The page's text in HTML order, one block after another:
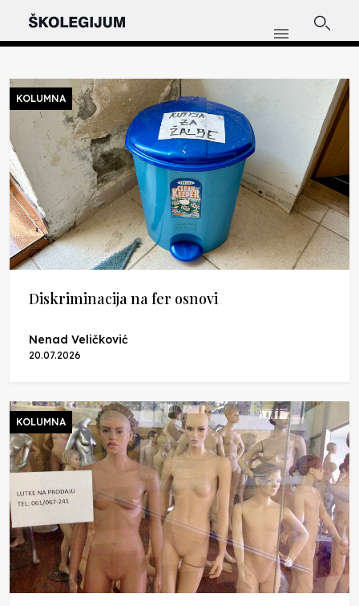
KOLUMNA
Diskriminacija na fer osnovi
Nenad Veličković
20.07.2026
KOLUMNA